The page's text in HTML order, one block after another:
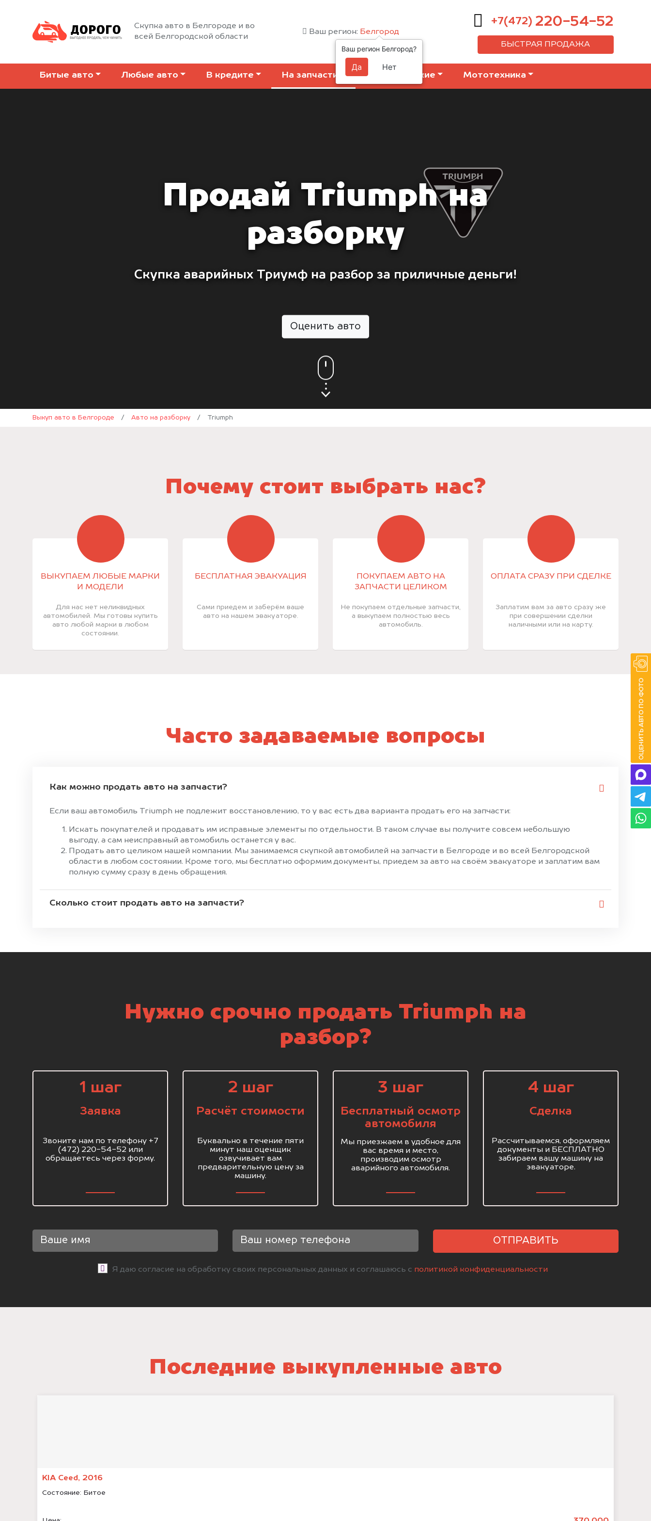
Скупка авто в Белгороде и во
всей Белгородской области
Ваш регион: Белгород
+7(472) 220-54-52
БЫСТРАЯ ПРОДАЖА
Битые авто Любые авто В кредите На запчасти Коммерческие Мототехника
Продай Triumph на
разборку
Скупка аварийных Триумф на разбор за приличные деньги!
Оценить авто
Выкуп авто в Белгороде / Авто на разборку / Triumph
Почему стоит выбрать нас?
ВЫКУПАЕМ ЛЮБЫЕ МАРКИ
И МОДЕЛИ
Для нас нет неликвидных
автомобилей. Мы готовы купить
авто любой марки в любом
состоянии.
БЕСПЛАТНАЯ ЭВАКУАЦИЯ
Сами приедем и заберём ваше
авто на нашем эвакуаторе.
ПОКУПАЕМ АВТО НА
ЗАПЧАСТИ ЦЕЛИКОМ
Не покупаем отдельные запчасти,
а выкупаем полностью весь
автомобиль.
ОПЛАТА СРАЗУ ПРИ СДЕЛКЕ
Заплатим вам за авто сразу же
при совершении сделки
наличными или на карту.
Часто задаваемые вопросы
Как можно продать авто на запчасти?
Если ваш автомобиль Triumph не подлежит восстановлению, то у вас есть два варианта продать его на запчасти:
Искать покупателей и продавать им исправные элементы по отдельности. В таком случае вы получите совсем небольшую
выгоду, а сам неисправный автомобиль останется у вас.
Продать авто целиком нашей компании. Мы занимаемся скупкой автомобилей на запчасти в Белгороде и во всей Белгородской
области в любом состоянии. Кроме того, мы бесплатно оформим документы, приедем за авто на своём эвакуаторе и заплатим вам
полную сумму сразу в день обращения.
Сколько стоит продать авто на запчасти?
Нужно срочно продать Triumph на
разбор?
1 шаг
Заявка
Звоните нам по телефону +7
(472) 220-54-52 или
обращаетесь через форму.
2 шаг
Расчёт стоимости
Буквально в течение пяти
минут наш оценщик
озвучивает вам
предварительную цену за
машину.
3 шаг
Бесплатный осмотр
автомобиля
Мы приезжаем в удобное для
вас время и место,
производим осмотр
аварийного автомобиля.
4 шаг
Сделка
Рассчитываемся, оформляем
документы и БЕСПЛАТНО
забираем вашу машину на
эвакуаторе.
ОТПРАВИТЬ
Я даю согласие на обработку своих персональных данных и соглашаюсь с политикой конфиденциальности
Последние выкупленные авто
KIA Ceed, 2016
Состояние: Битое
Ваш регион Белгород?
Да Нет